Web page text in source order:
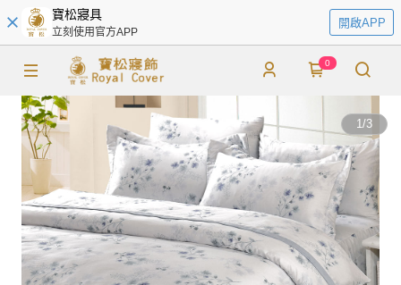
寶松寢具
立刻使用官方APP
開啟APP
0
1/3